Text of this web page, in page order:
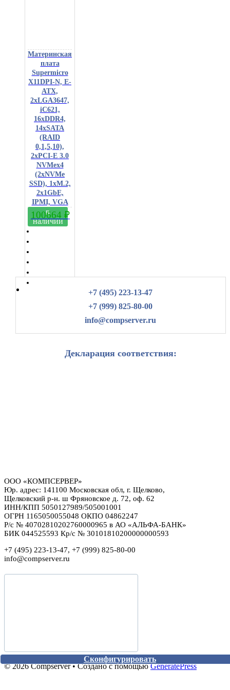
Сконфигурировать
Материнская
плата
Supermicro
X11DPI-N, E-
ATX,
2xLGA3647,
iC621,
16xDDR4,
14xSATA
(RAID
0,1,5,10),
2xPCI-E 3.0
NVMex4
(2xNVMe
SSD), 1xM.2,
2x1GbE,
IPMI, VGA
100664 ₽
в
наличии
Сконфигурировать
+7 (495) 223-13-47
+7 (999) 825-80-00
info@compserver.ru
Декларация соответствия:
ООО «КОМПСЕРВЕР»
Юр. адрес: 141100 Московская обл, г. Щелково,
Щелковский р-н. ш Фряновское д. 72, оф. 62
ИНН/КПП 5050127989/505001001
ОГРН 1165050055048 ОКПО 04862247
Р/с № 40702810202760000965 в АО «АЛЬФА-БАНК»
БИК 044525593 Кр/с № 30101810200000000593
+7 (495) 223-13-47, +7 (999) 825-80-00
info@compserver.ru
© 2026 Compserver• Создано с помощьюGeneratePress